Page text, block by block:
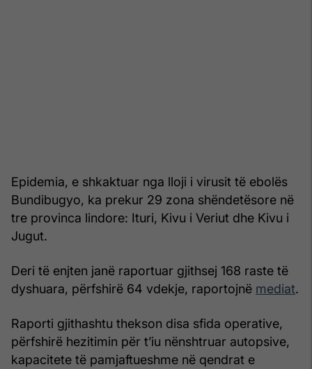
Epidemia, e shkaktuar nga lloji i virusit të ebolës
Bundibugyo, ka prekur 29 zona shëndetësore në
tre provinca lindore: Ituri, Kivu i Veriut dhe Kivu i
Jugut.
Deri të enjten janë raportuar gjithsej 168 raste të
dyshuara, përfshirë 64 vdekje, raportojnë mediat.
Raporti gjithashtu thekson disa sfida operative,
përfshirë hezitimin për t’iu nënshtruar autopsive,
kapacitete të pamjaftueshme në qendrat e